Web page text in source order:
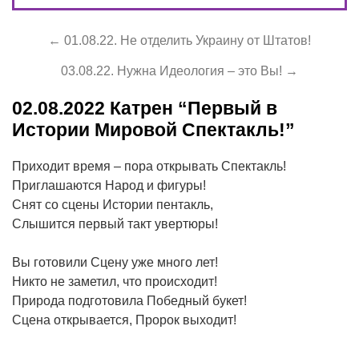
← 01.08.22. Не отделить Украину от Штатов!
03.08.22. Нужна Идеология – это Вы! →
02.08.2022 Катрен “Первый в
Истории Мировой Спектакль!”
Приходит время – пора открывать Спектакль!
Приглашаются Народ и фигуры!
Снят со сцены Истории пентакль,
Слышится первый такт увертюры!
Вы готовили Сцену уже много лет!
Никто не заметил, что происходит!
Природа подготовила Победный букет!
Сцена открывается, Пророк выходит!